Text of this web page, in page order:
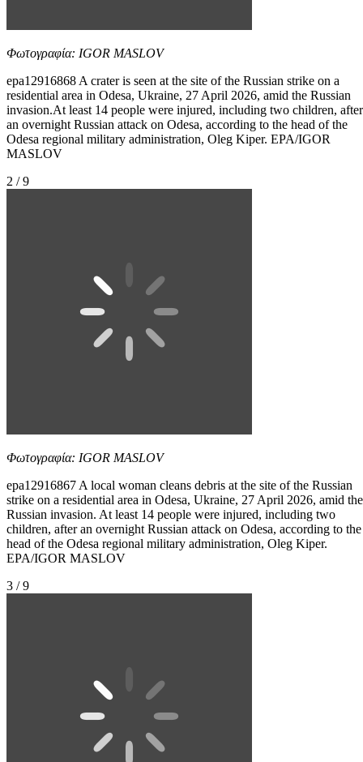
Φωτογραφία: IGOR MASLOV
epa12916868 A crater is seen at the site of the Russian strike on a
residential area in Odesa, Ukraine, 27 April 2026, amid the Russian
invasion.At least 14 people were injured, including two children, after
an overnight Russian attack on Odesa, according to the head of the
Odesa regional military administration, Oleg Kiper. EPA/IGOR
MASLOV
2 / 9
Φωτογραφία: IGOR MASLOV
epa12916867 A local woman cleans debris at the site of the Russian
strike on a residential area in Odesa, Ukraine, 27 April 2026, amid the
Russian invasion. At least 14 people were injured, including two
children, after an overnight Russian attack on Odesa, according to the
head of the Odesa regional military administration, Oleg Kiper.
EPA/IGOR MASLOV
3 / 9